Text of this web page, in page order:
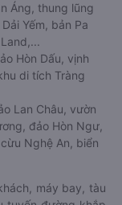
Áng, thung lũng
Yếm, bản Pa
Hòn Dấu, vịnh
di tích Tràng
Lan Châu, vườn
đảo Hòn Ngư,
Nghệ An, biển
máy bay, tàu